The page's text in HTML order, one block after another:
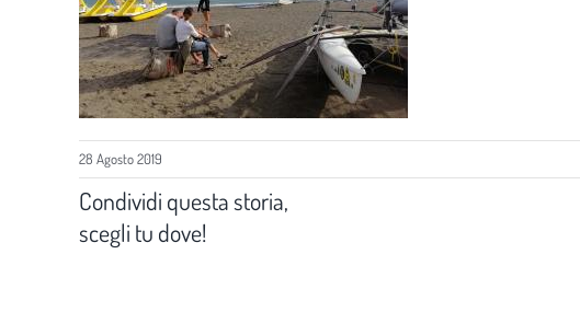
28 Agosto 2019
Condividi questa storia,
scegli tu dove!